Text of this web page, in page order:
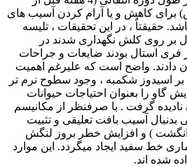
زایش) برای کاهش و یا آرام کردن آسیب های
حقیقتاٌ ، در این تحقیقات ، تلیسه
بر روی کلش نگهداری شدند در
فری استال بودند ضایعات و جراحات
دادند. واضح است که علیرغم اهمیت
اسیدوز شکمبه ، وجود سطوح نرم تر
گاو را بعنوان احتیاجات حیوانات
نادیده گرفت . با صرفنظر از مکانیسم
آسیب بافت تعلیقی و تثبیت
) و افزایش خطر بروز لنگش
خط سفید ایجاد میگردد. این موارد
شده اند.